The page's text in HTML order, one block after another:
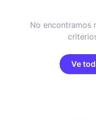
No encontramos
Ve